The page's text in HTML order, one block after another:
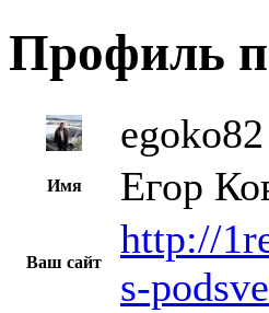
Профиль
egoko82
Имя Егор
Ваш сайт
http://
s-